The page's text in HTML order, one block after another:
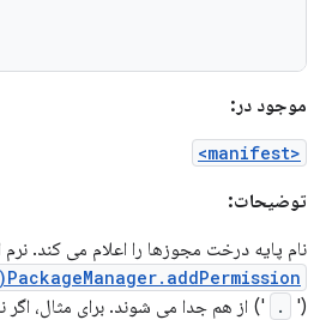
موجود در:
<manifest>
توضیحات:
نام پایه درخت مجوزها را اعلام می کند.
PackageManager.addPermission()
('
. ') از هم جدا می شوند. برای مثال، اگر